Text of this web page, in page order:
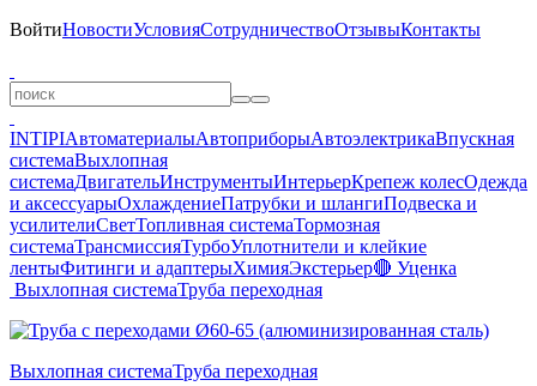
ВойтиНовостиУсловияСотрудничествоОтзывыКонтакты
INTIPIАвтоматериалыАвтоприборыАвтоэлектрикаВпускная
системаВыхлопная
системаДвигательИнструментыИнтерьерКрепеж колесОдежда
и аксессуарыОхлаждениеПатрубки и шлангиПодвеска и
усилителиСветТопливная системаТормозная
системаТрансмиссияТурбоУплотнители и клейкие
лентыФитинги и адаптерыХимияЭкстерьер🔴 Уценка
Выхлопная системаТруба переходная
Выхлопная системаТруба переходная